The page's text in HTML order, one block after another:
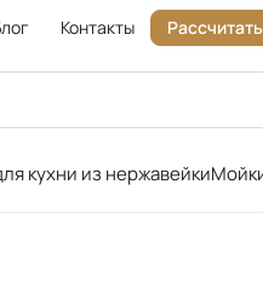
Контакты
кухни из нержавейки